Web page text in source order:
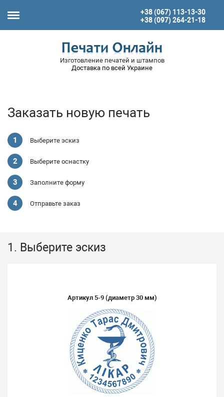
+38 (067) 113-13-30
+38 (097) 264-21-18
Изготовление печатей и штампов
Доставка по всей Украине
Заказать новую печать
Выберите эскиз
Выберите оснастку
Заполните форму
Отправьте заказ
1. Выберите эскиз
Артикул 5-9(диаметр 30 мм)